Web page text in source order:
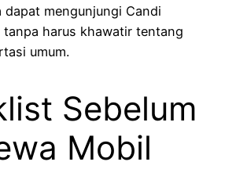
dapat mengunjungi Candi
tanpa harus khawatir tentang
umum.
Sebelum
Mobil